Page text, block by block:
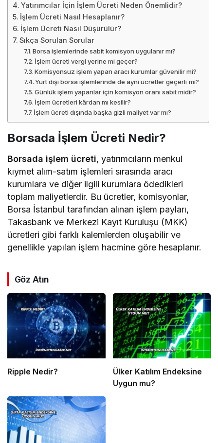
Yatırımcılar İçin İşlem Ücreti Neden Önemlidir?
İşlem Ücreti Nasıl Hesaplanır?
İşlem Ücreti Nasıl Düşürülür?
Sıkça Sorulan Sorular
Borsa işlemlerinde sabit komisyon uygulanır mı?
İşlem ücreti vergi yerine mi geçer?
Komisyonsuz işlem yapan aracı kurumlar güvenilir mi?
Yurt dışı borsa işlemlerinde de aynı ücretler geçerli mi?
Günlük işlem yapanlar için komisyon oranı sabit midir?
İşlem ücretleri kârdan mı kesilir?
İşlem ücreti dışında başka gizli maliyet var mı?
Borsada İşlem Ücreti Nedir?
Borsada işlem ücreti, yatırımcıların menkul
kıymet alım-satım işlemleri sırasında aracı
kurumlara ve diğer ilgili kurumlara ödedikleri
toplam maliyetlerdir. Bu ücretler, komisyonlar,
Borsa İstanbul tarafından alınan işlem payları,
Takasbank ve Merkezi Kayıt Kuruluşu (MKK)
ücretleri gibi farklı kalemlerden oluşabilir ve
genellikle yapılan işlem hacmine göre hesaplanır.
Göz Atın
Ripple Nedir?
Ülker Katılım Endeksine
Uygun mu?